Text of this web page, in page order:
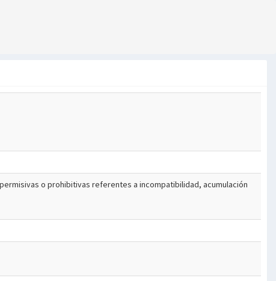
o prohibitivas referentes a incompatibilidad, acumulación